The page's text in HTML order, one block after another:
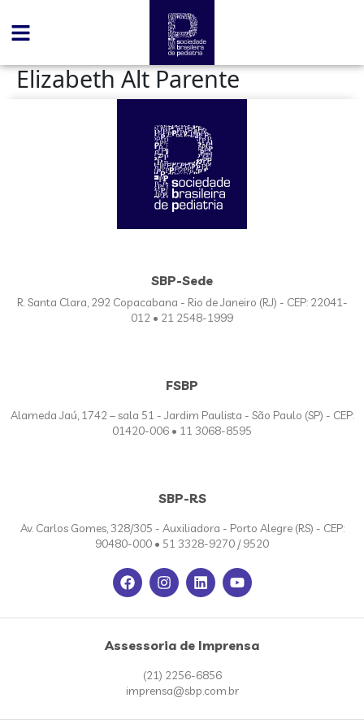
Elizabeth Alt Parente
SBP-Sede
R. Santa Clara, 292 Copacabana - Rio de Janeiro (RJ) - CEP: 22041-
012 • 21 2548-1999
FSBP
Alameda Jaú, 1742 – sala 51 - Jardim Paulista - São Paulo (SP) - CEP:
01420-006 • 11 3068-8595
SBP-RS
Av. Carlos Gomes, 328/305 - Auxiliadora - Porto Alegre (RS) - CEP:
90480-000 • 51 3328-9270 / 9520
Assessoria de Imprensa
(21) 2256-6856
imprensa@sbp.com.br